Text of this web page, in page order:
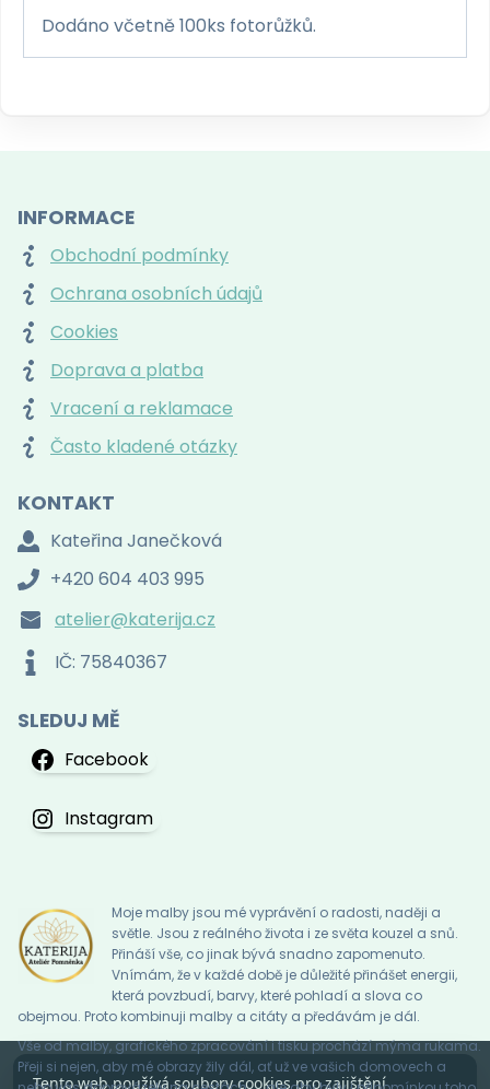
Dodáno včetně 100ks fotorůžků.
INFORMACE
Obchodní podmínky
Ochrana osobních údajů
Cookies
Doprava a platba
Vracení a reklamace
Často kladené otázky
KONTAKT
Kateřina Janečková
+420 604 403 995
atelier@katerija.cz
IČ: 75840367
SLEDUJ MĚ
Facebook
Instagram
Moje malby jsou mé vyprávění o radosti, naději a
světle. Jsou z reálného života i ze světa kouzel a snů.
Přináší vše, co jinak bývá snadno zapomenuto.
Vnímám, že v každé době je důležité přinášet energii,
která povzbudí, barvy, které pohladí a slova co
obejmou. Proto kombinuji malby a citáty a předávám je dál.
Vše od malby, grafického zpracování i tisku prochází mýma rukama.
Přeji si nejen, aby mé obrazy žily dál, ať už ve vašich domovech a
Tento web používá soubory cookies pro zajištění